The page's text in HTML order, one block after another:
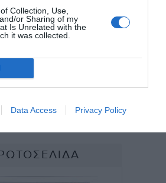
Collection, Use,
or Sharing of my
Is Unrelated with the
it was collected.
Data Access Privacy Policy